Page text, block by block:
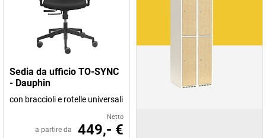
Sedia da ufficio TO-SYNC
- Dauphin
con braccioli e rotelle universali
Netto
a partire da 449,- €